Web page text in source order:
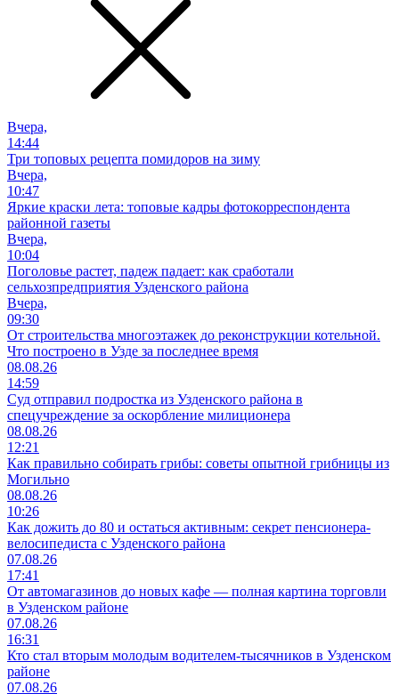
Вчера,
14:44
Три топовых рецепта помидоров на зиму
Вчера,
10:47
Яркие краски лета: топовые кадры фотокорреспондента
районной газеты
Вчера,
10:04
Поголовье растет, падеж падает: как сработали
сельхозпредприятия Узденского района
Вчера,
09:30
От строительства многоэтажек до реконструкции котельной.
Что построено в Узде за последнее время
08.08.26
14:59
Суд отправил подростка из Узденского района в
спецучреждение за оскорбление милиционера
08.08.26
12:21
Как правильно собирать грибы: советы опытной грибницы из
Могильно
08.08.26
10:26
Как дожить до 80 и остаться активным: секрет пенсионера-
велосипедиста с Узденского района
07.08.26
17:41
От автомагазинов до новых кафе — полная картина торговли
в Узденском районе
07.08.26
16:31
Кто стал вторым молодым водителем-тысячников в Узденском
районе
07.08.26